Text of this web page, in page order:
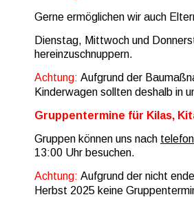
Gerne ermöglichen wir auch
Dienstag, Mittwoch und
hereinzuschnuppern.
Achtung: Aufgrund der
Kinderwagen sollten deshalb in
Gruppentermine für Kilas,
Gruppen können uns nach
13:00 Uhr besuchen.
Achtung: Aufgrund der nicht
Herbst 2025 keine